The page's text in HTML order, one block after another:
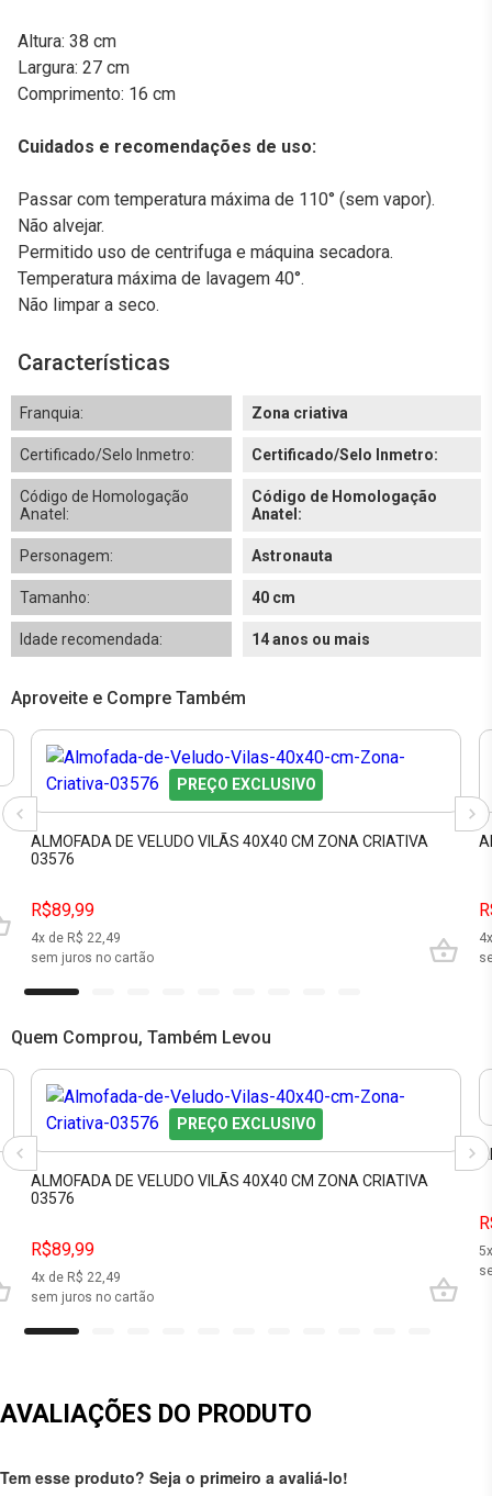
Altura: 38 cm
Largura: 27 cm
Comprimento: 16 cm
Cuidados e recomendações de uso:
Passar com temperatura máxima de 110° (sem vapor).
Não alvejar.
Permitido uso de centrifuga e máquina secadora.
Temperatura máxima de lavagem 40°.
Não limpar a seco.
Características
Franquia: Zona criativa
Certificado/Selo Inmetro: Certificado/Selo Inmetro:
Código de Homologação
Anatel:
Código de Homologação
Anatel:
Personagem: Astronauta
Tamanho: 40 cm
Idade recomendada: 14 anos ou mais
Aproveite e Compre Também
PREÇO EXCLUSIVO
ALMOFADA DE VELUDO VILÃS 40X40 CM ZONA CRIATIVA
03576
R$89,99
4x de R$ 22,49
sem juros no cartão
4
Quem Comprou, Também Levou
PREÇO EXCLUSIVO
ALMOFADA DE VELUDO VILÃS 40X40 CM ZONA CRIATIVA
03576
R$89,99
4x de R$ 22,49
sem juros no cartão
5
AVALIAÇÕES DO PRODUTO
Tem esse produto? Seja o primeiro a avaliá-lo!